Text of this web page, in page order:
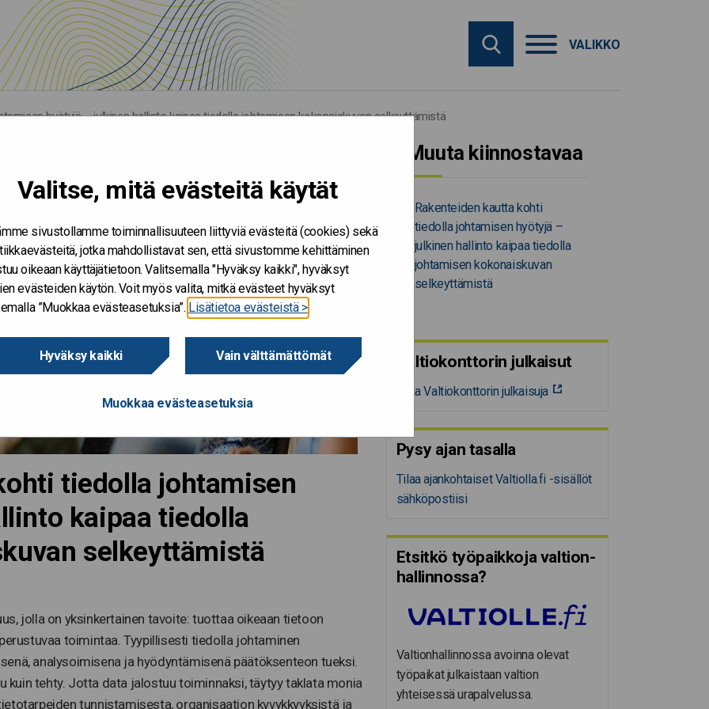
Valitse, mitä evästeitä käytät
sivustollamme toiminnallisuuteen liittyviä evästeitä (cookies) sekä
jotka mahdollistavat sen, että sivustomme kehittäminen
oikeaan käyttäjätietoon. Valitsemalla "Hyväksy kaikki", hyväksyt
evästeiden käytön. Voit myös valita, mitkä evästeet hyväksyt
”Muokkaa evästeasetuksia”. Lisätietoa evästeistä >
Hyväksy kaikki Vain välttämättömät
Muokkaa evästeasetuksia
VALIKKO
hyötyjä – julkinen hallinto kaipaa tiedolla johtamisen kokonaiskuvan selkeyttämistä
tiedolla johtamisen
kaipaa tiedolla
selkeyttämistä
jolla on yksinkertainen tavoite: tuottaa oikeaan tietoon
toimintaa. Tyypillisesti tiedolla johtaminen
analysoimisena ja hyödyntämisenä päätöksenteon tueksi.
kuin tehty. Jotta data jalostuu toiminnaksi, täytyy taklata monia
tunnistamisesta, organisaation kyvykkyyksistä ja
Muuta kiinnostavaa
Rakenteiden kautta kohti
tiedolla johtamisen hyötyjä –
julkinen hallinto kaipaa tiedolla
johtamisen kokonaiskuvan
selkeyttämistä
Valtiokonttorin julkaisut
Tilaa Valtiokonttorin julkaisuja
Pysy ajan tasalla
Tilaa ajankohtaiset Valtiolla.fi -sisällöt
sähköpostiisi
Etsitkö työpaikkoja valtion­
hal­lin­nossa?
Valtionhallinnossa avoinna olevat
työpaikat julkaistaan valtion
yhteisessä urapalvelussa.